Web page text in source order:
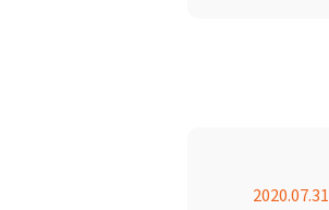
2020.07.31